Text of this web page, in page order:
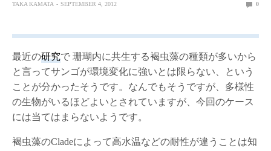
TAKA KAMATA SEPTEMBER 4, 2012 0
最近の研究で 珊瑚内に共生する褐虫藻の種類が多いから
と言ってサンゴが環境変化に強いとは限らない、という
ことが分かったそうです。なんでもそうですが、多様性
の生物がいるほどよいとされていますが、今回のケース
には当てはまらないようです。
褐虫藻のCladeによって高水温などの耐性が違うことは知